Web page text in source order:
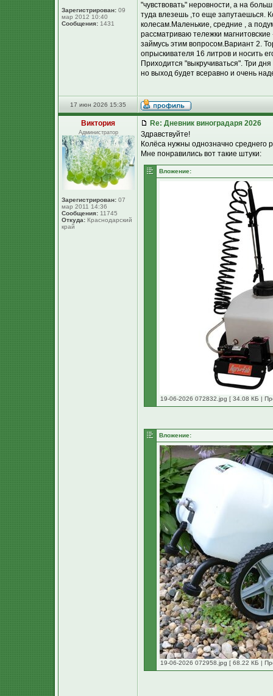
Зарегистрирован: 09
мар 2012 10:40
Сообщения: 1431
"чувствовать" неровности, а на
туда влезешь ,то еще запутаешься.
колесам.Маленькие, средние , а
рассматриваю тележки
займусь этим вопросом.Вариант 2.
опрыскивателя 16 литров и носить
Приходится "выкручиваться". Три
но выход будет всеравно и очень
17 июн 2026 15:35
Виктория
Администратор
Зарегистрирован: 07
мар 2011 14:36
Сообщения: 11745
Откуда: Краснодарский
край
Re: Дневник виноградаря 2026
Здравствуйте!
Колёса нужны однозначно среднего
Мне понравились вот такие штуки:
Вложение:
19-06-2026 072832.jpg [ 34.08 КБ |
Вложение:
19-06-2026 072958.jpg [ 68.22 КБ |